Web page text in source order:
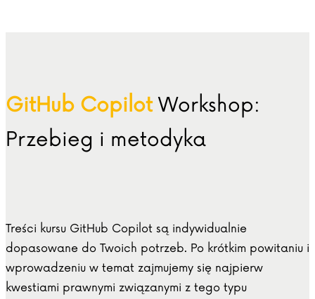
GitHub CopilotWorkshop:
Przebieg i metodyka
Treści kursu GitHub Copilot są indywidualnie
dopasowane do Twoich potrzeb. Po krótkim powitaniu i
wprowadzeniu w temat zajmujemy się najpierw
kwestiami prawnymi związanymi z tego typu